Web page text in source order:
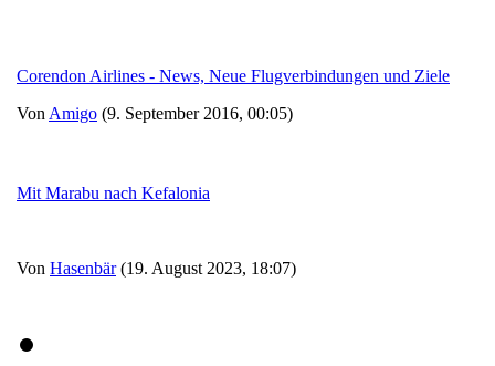
Corendon Airlines - News, Neue Flugverbindungen und Ziele
Von Amigo (9. September 2016, 00:05)
Mit Marabu nach Kefalonia
Von Hasenbär(19. August 2023, 18:07)